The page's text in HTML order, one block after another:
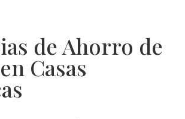
de Ahorro de
Casas